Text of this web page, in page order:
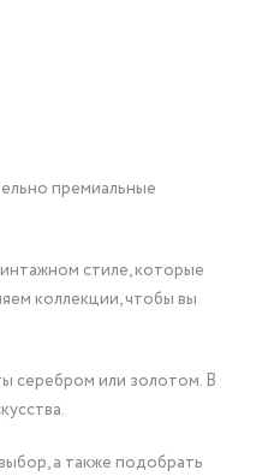
премиальные
стиле, которые
коллекции, чтобы вы
серебром или золотом. В
а также подобрать